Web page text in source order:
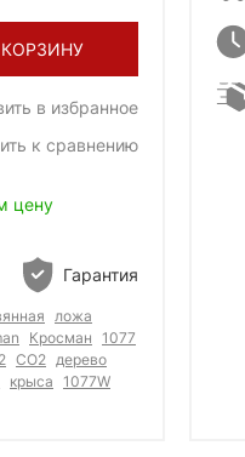
КОРЗИНУ
в избранное
к сравнению
цену
Гарантия
ложа
Кросман 1077
CO2 дерево
крыса 1077W